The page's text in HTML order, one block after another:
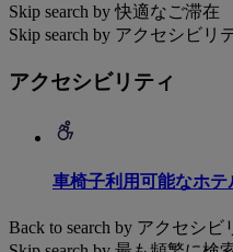
Skip search by 快適なご滞在
Skip search by アクセシビリ
アクセシビリティ
車椅子利用可能なホテ
Back to search by アクセシビ